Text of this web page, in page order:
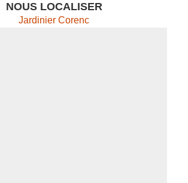
NOUS LOCALISER
Jardinier Corenc